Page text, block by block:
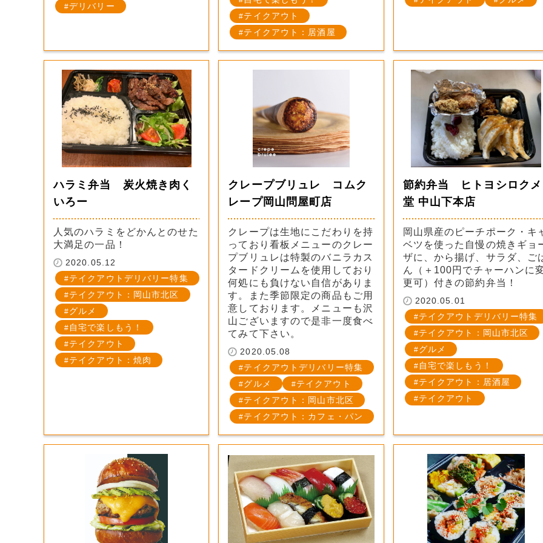
デリバリー
テイクアウト
テイクアウト：居酒屋
ハラミ弁当 炭火焼き肉く
いろー
人気のハラミをどかんとのせた
大満足の一品！
2020.05.12
テイクアウトデリバリー特集
テイクアウト：岡山市北区
グルメ
自宅で楽しもう！
テイクアウト
テイクアウト：焼肉
クレープブリュレ コムク
レープ岡山問屋町店
クレープは生地にこだわりを持
っており看板メニューのクレー
プブリュレは特製のバニラカス
タードクリームを使用しており
何処にも負けない自信がありま
す。また季節限定の商品もご用
意しております。メニューも沢
山ございますので是非一度食べ
てみて下さい。
2020.05.08
テイクアウトデリバリー特集
グルメ
テイクアウト
テイクアウト：岡山市北区
テイクアウト：カフェ・パン
節約弁当 ヒトヨシロクメ
堂 中山下本店
岡山県産のピーチポーク・キ
ベツを使った自慢の焼きギョ
ザに、から揚げ、サラダ、ご
ん（＋100円でチャーハンに
更可）付きの節約弁当！
2020.05.01
テイクアウトデリバリー特集
テイクアウト：岡山市北区
グルメ
自宅で楽しもう！
テイクアウト：居酒屋
テイクアウト